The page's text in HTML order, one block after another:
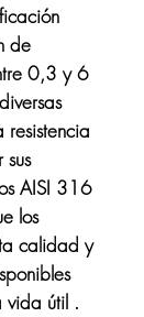
de
0,3 y 6
AISI 316
los
calidad y
vida útil .